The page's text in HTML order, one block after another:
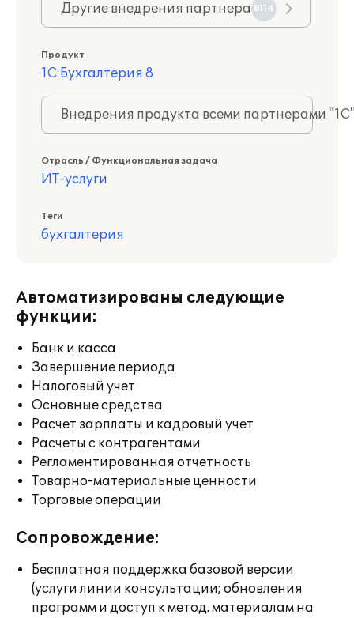
Другие внедрения партнера 8114
Продукт
1С:Бухгалтерия 8
Внедрения продукта всеми партнерами
Отрасль / Функциональная задача
ИТ-услуги
Теги
бухгалтерия
Автоматизированы следующие
функции:
Банк и касса
Завершение периода
Налоговый учет
Основные средства
Расчет зарплаты и кадровый учет
Расчеты с контрагентами
Регламентированная отчетность
Товарно-материальные ценности
Торговые операции
Сопровождение:
Бесплатная поддержка базовой версии
(услуги линии консультации; обновления
программ и доступ к метод. материалам на